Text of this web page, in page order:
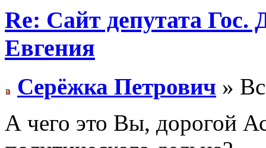
Re: Сайт депутата
Евгения
Серёжка Петрович »
А чего это Вы, дорогой